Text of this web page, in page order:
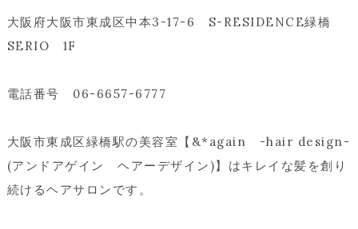
大阪府大阪市東成区中本3-17-6 S-RESIDENCE緑橋
SERIO 1F
電話番号 06-6657-6777
大阪市東成区緑橋駅の美容室【&*again -hair design-
(アンドアゲイン ヘアーデザイン)】はキレイな髪を創り
続けるヘアサロンです。